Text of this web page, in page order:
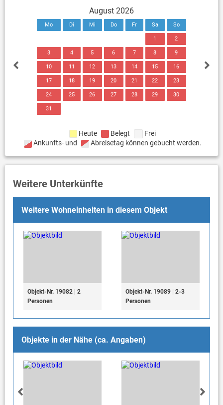
August 2026
Mo Di Mi Do Fr Sa So
1 2
3 4 5 6 7 8 9
10 11 12 13 14 15 16
17 18 19 20 21 22 23
24 25 26 27 28 29 30
31
Heute Belegt
Frei
Ankunfts- und
Abreisetag können gebucht werden.
Weitere Unterkünfte
Weitere Wohneinheiten in diesem Objekt
Objekt-Nr. 19082 | 2
Personen
Objekt-Nr. 19089 | 2-3
Personen
Objekte in der Nähe (ca. Angaben)